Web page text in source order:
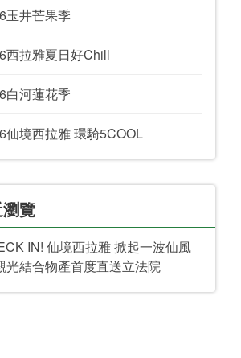
玉井芒果季
西拉雅夏日好Chill
白河蓮花季
仙境西拉雅 環騎5COOL
覽
IN! 仙境西拉雅 掀起一波仙風
光結合物產首度直送立法院